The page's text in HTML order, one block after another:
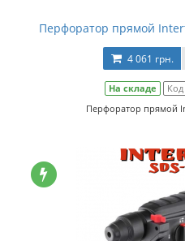
Перфоратор прямой
4 061 грн.
На складе Код
Перфоратор прямой